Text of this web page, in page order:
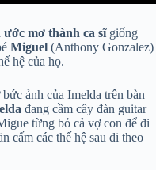
ước mơ thành ca sĩgiống
Miguel (Anthony Gonzalez)
hệ của họ.
ảnh của Imelda trên bàn
đang cầm cây đàn guitar
từng bỏ cả vợ con để đi
cấm các thế hệ sau đi theo